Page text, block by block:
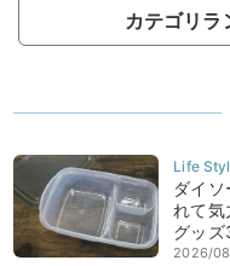
カテゴリラ
ダイ
れて気
グッズ
2026/